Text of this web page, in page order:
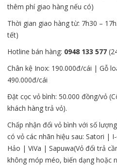
thêm phí giao hàng nếu có)
Thời gian giao hàng từ: 7h30 –
tết)
Hotline bán hàng: 0948 133 577
Chân kệ Inox: 190.000đ/cái | Gỗ
490.000đ/cái
Đặt cọc vỏ bình: 50.000 đồng/vỏ
khách hàng trả vỏ).
Chấp nhận đổi vỏ bình với số
có vỏ các nhãn hiệu sau: Satori |
Hảo | ViVa | Sapuwa(Vỏ đổi trả
không móp méo, biến dạng hoặc